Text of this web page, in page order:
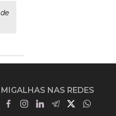
MIGALHAS NAS REDES